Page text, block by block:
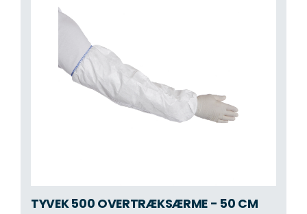
TYVEK 500 OVERTRÆKSÆRME - 50 CM